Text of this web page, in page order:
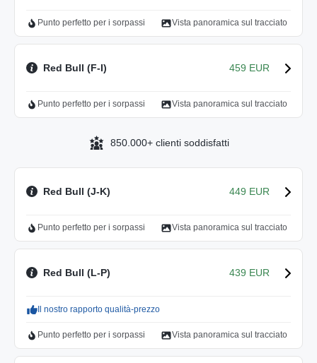
Punto perfetto per i sorpassi Vista panoramica sul tracciato
Red Bull (F-I) 459 EUR
Punto perfetto per i sorpassi Vista panoramica sul tracciato
850.000+ clienti soddisfatti
Red Bull (J-K) 449 EUR
Punto perfetto per i sorpassi Vista panoramica sul tracciato
Red Bull (L-P) 439 EUR
Il nostro rapporto qualità-prezzo
Punto perfetto per i sorpassi Vista panoramica sul tracciato